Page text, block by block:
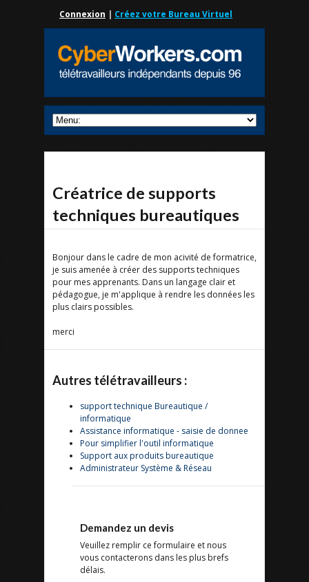
Connexion | Créez votre Bureau Virtuel
Créatrice de supports
techniques bureautiques
Bonjour dans le cadre de mon acivité de formatrice,
je suis amenée à créer des supports techniques
pour mes apprenants. Dans un langage clair et
pédagogue, je m'applique à rendre les données les
plus clairs possibles.
merci
Autres télétravailleurs :
support technique Bureautique /
informatique
Assistance informatique - saisie de donnee
Pour simplifier l'outil informatique
Support aux produits bureautique
Administrateur Système & Réseau
Demandez un devis
Veuillez remplir ce formulaire et nous
vous contacterons dans les plus brefs
délais.